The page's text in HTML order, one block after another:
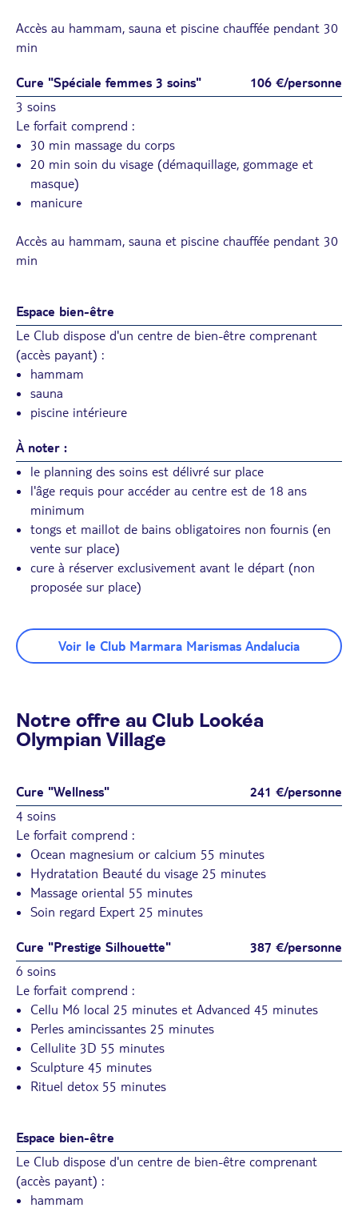
Accès au hammam, sauna et piscine chauffée pendant 30
min
Cure "Spéciale femmes 3 soins"
106 €/personne
3 soins
Le forfait comprend :
30 min massage du corps
20 min soin du visage (démaquillage, gommage et
masque)
manicure
Accès au hammam, sauna et piscine chauffée pendant 30
min
Espace bien-être
Le Club dispose d'un centre de bien-être comprenant
(accès payant) :
hammam
sauna
piscine intérieure
À noter :
le planning des soins est délivré sur place
l'âge requis pour accéder au centre est de 18 ans
minimum
tongs et maillot de bains obligatoires non fournis (en
vente sur place)
cure à réserver exclusivement avant le départ (non
proposée sur place)
Voir le Club Marmara Marismas Andalucia
Notre offre au Club Lookéa
Olympian Village
Cure "Wellness"
241 €/personne
4 soins
Le forfait comprend :
Ocean magnesium or calcium 55 minutes
Hydratation Beauté du visage 25 minutes
Massage oriental 55 minutes
Soin regard Expert 25 minutes
Cure "Prestige Silhouette"
387 €/personne
6 soins
Le forfait comprend :
Cellu M6 local 25 minutes et Advanced 45 minutes
Perles amincissantes 25 minutes
Cellulite 3D 55 minutes
Sculpture 45 minutes
Rituel detox 55 minutes
Espace bien-être
Le Club dispose d'un centre de bien-être comprenant
(accès payant) :
hammam